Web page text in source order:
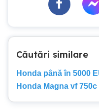
Căutări similare
Honda până în 5000
Honda Magna vf